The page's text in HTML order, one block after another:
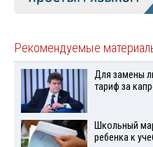
Рекомендуемые
Для замены
тариф за
Школьный
ребенка к